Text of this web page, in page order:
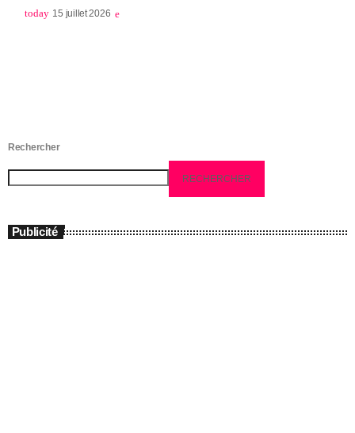
today 15 juillet 2026
Rechercher
RECHERCHER
Publicité